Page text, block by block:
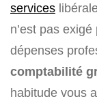
services
n’est pas
dépenses
comptabilité
habitude vous